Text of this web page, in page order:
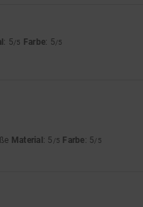
: 5/5 Farbe: 5/5
Material: 5 /5 Farbe: 5/5